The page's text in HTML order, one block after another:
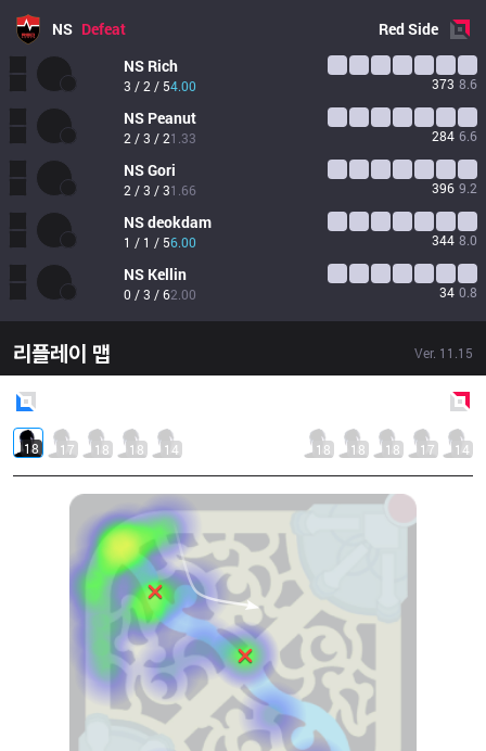
NS Defeat RedSide
NS Rich
3 / 2 / 54.00 373 8.6
NS Peanut
2 / 3 / 21.33 284 6.6
NSGori
2 / 3 / 31.66 396 9.2
NSdeokdam
1 / 1 / 56.00 344 8.0
NS Kellin
0 / 3 / 62.00 34 0.8
리플레이 맵 Ver. 11.15
18 17 18 18 14 18 18 18 17 14